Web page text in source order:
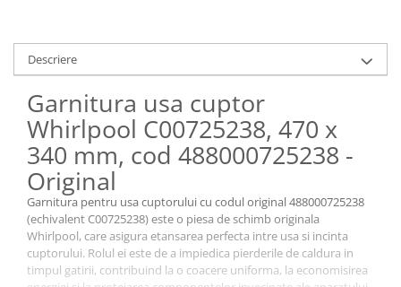
Ingrijire personala
Produse pentru copii
GRUPA 0+1 2 3/ 0-36 kg / 0-12 ani
Jucarii si Jocuri
Cuburi si caramizi
Seturi de constructie
IT&C
Imprimante
Produse curatare IT
Descriere
Garnitura usa cuptor
Whirlpool C00725238, 470 x
340 mm, cod 488000725238 -
Original
Garnitura pentru usa cuptorului cu codul original 488000725238
(echivalent C00725238) este o piesa de schimb originala
Whirlpool, care asigura etansarea perfecta intre usa si incinta
cuptorului. Rolul ei este de a impiedica pierderile de caldura in
timpul gatirii, contribuind la o coacere uniforma, la economisirea